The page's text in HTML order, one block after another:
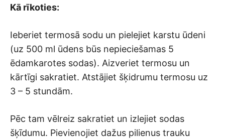
Kā rīkoties:
Ieberiet termosā sodu un pielejiet karstu ūdeni
(uz 500 ml ūdens būs nepieciešamas 5
ēdamkarotes sodas). Aizveriet termosu un
kārtīgi sakratiet. Atstājiet šķidrumu termosu uz
3 – 5 stundām.
Pēc tam vēlreiz sakratiet un izlejiet sodas
šķīdumu. Pievienojiet dažus pilienus trauku